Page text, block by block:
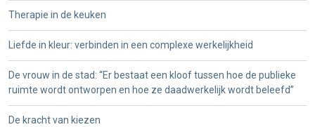
Therapie in de keuken
Liefde in kleur: verbinden in een complexe werkelijkheid
De vrouw in de stad: “Er bestaat een kloof tussen hoe de publieke
ruimte wordt ontworpen en hoe ze daadwerkelijk wordt beleefd”
De kracht van kiezen